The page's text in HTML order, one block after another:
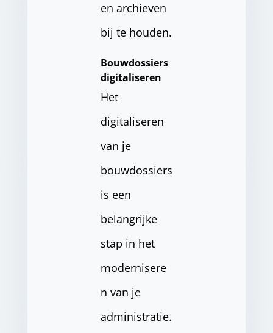
en archieven
bij te houden.
Bouwdossiers
digitaliseren
Het
digitaliseren
van je
bouwdossiers
is een
belangrijke
stap in het
modernisere
n van je
administratie.